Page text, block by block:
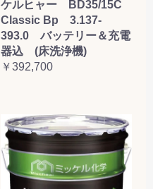
ケルヒャー BD35/15C
Classic Bp 3.137-
393.0 バッテリー＆充電
器込 (床洗浄機)
￥392,700